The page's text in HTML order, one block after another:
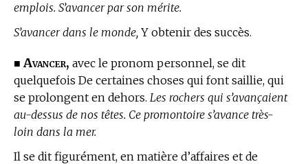
emplois. S’avancer par son mérite.
S’avancer dans le monde, Y obtenir des succès.
■ Avancer, avec le pronom personnel, se dit
quelquefois De certaines choses qui font saillie, qui
se prolongent en dehors. Les rochers qui s’avançaient
au-dessus de nos têtes. Ce promontoire s’avance très-
loin dans la mer.
Il se dit figurément, en matière d’affaires et de